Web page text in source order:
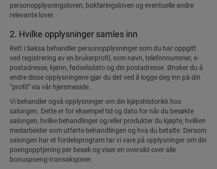
personopplysningsloven, bokføringsloven og eventuelle andre
relevante lover.
2. Hvilke opplysninger samles inn
Rett i Saksa behandler personopplysninger som du har oppgitt
ved registrering av en brukerprofil, som navn, telefonnummer, e-
postadresse, kjønn, fødselsdato og din postadresse. Ønsker du å
endre disse opplysningene gjør du det ved å logge deg inn på din
“profil” via vår hjemmeside.
Vi behandler også opplysninger om din kjøpshistorikk hos
salongen. Dette er for eksempel tid og dato for når du besøkte
salongen, hvilke behandlinger og/eller produkter du kjøpte, hvilken
medarbeider som utførte behandlingen og hva du betalte. Dersom
salongen har et fordelsprogram tar vi vare på opplysninger om din
poengopptjening per besøk og viser en oversikt over alle
bonuspoeng-transaksjoner.